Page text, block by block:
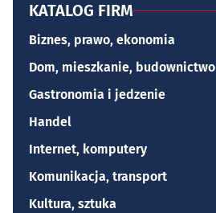
KATALOG FIRM
Biznes, prawo, ekonomia
Dom, mieszkanie, budownictwo
Gastronomia i jedzenie
Handel
Internet, komputery
Komunikacja, transport
Kultura, sztuka